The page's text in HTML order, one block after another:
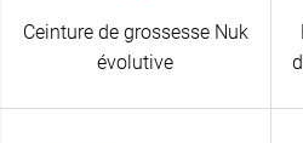
Ceinture de grossesse Nuk
évolutive